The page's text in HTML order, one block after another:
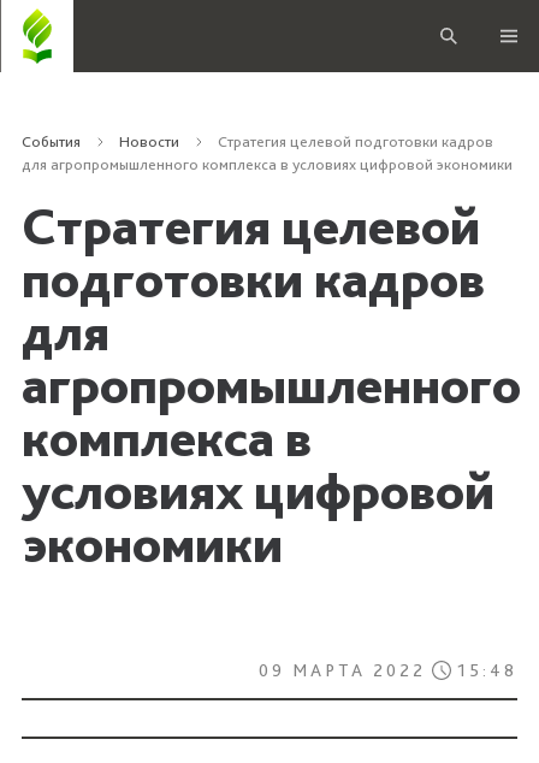
События Новости
Стратегия целевой подготовки кадров
для агропромышленного комплекса в условиях цифровой экономики
Стратегия целевой
подготовки кадров
для
агропромышленного
комплекса в
условиях цифровой
экономики
09 МАРТА 2022 15:48